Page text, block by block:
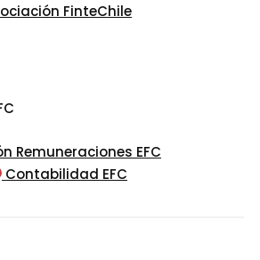
FinteChile
Remuneraciones EFC
Contabilidad EFC